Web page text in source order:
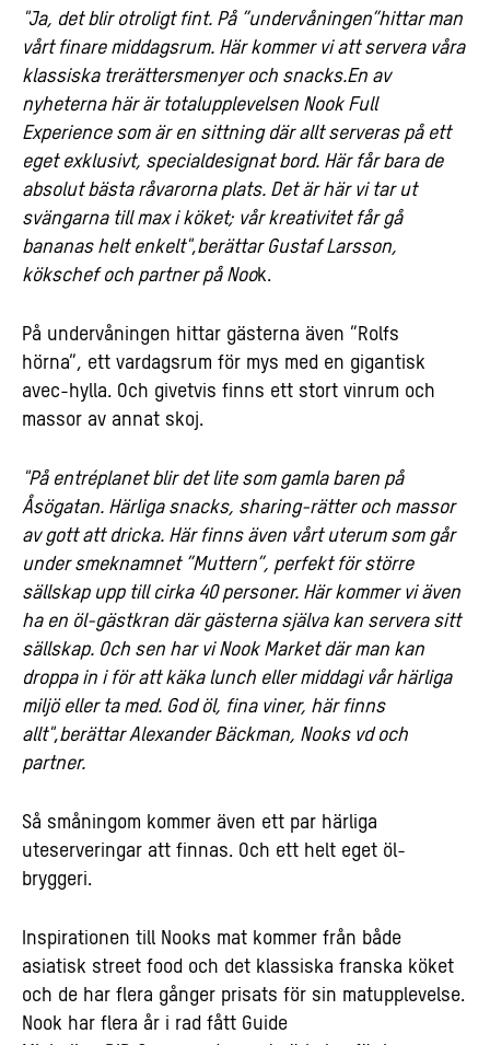
"Ja, det blir otroligt fint. På ”undervåningen”hittar man
vårt finare middagsrum. Här kommer vi att servera våra
klassiska trerättersmenyer och snacks.En av
nyheterna här är totalupplevelsen Nook Full
Experience som är en sittning där allt serveras på ett
eget exklusivt, specialdesignat bord. Här får bara de
absolut bästa råvarorna plats. Det är här vi tar ut
svängarna till max i köket; vår kreativitet får gå
bananas helt enkelt",berättar Gustaf Larsson,
kökschef och partner på Nook.
På undervåningen hittar gästerna även ”Rolfs
hörna”, ett vardagsrum för mys med en gigantisk
avec-hylla. Och givetvis finns ett stort vinrum och
massor av annat skoj.
"På entréplanet blir det lite som gamla baren på
Åsögatan. Härliga snacks, sharing-rätter och massor
av gott att dricka. Här finns även vårt uterum som går
under smeknamnet ”Muttern”, perfekt för större
sällskap upp till cirka 40 personer. Här kommer vi även
ha en öl-gästkran där gästerna själva kan servera sitt
sällskap. Och sen har vi Nook Market där man kan
droppa in i för att käka lunch eller middagi vår härliga
miljö eller ta med. God öl, fina viner, här finns
allt",berättar Alexander Bäckman, Nooks vd och
partner.
Så småningom kommer även ett par härliga
uteserveringar att finnas. Och ett helt eget öl-
bryggeri.
Inspirationen till Nooks mat kommer från både
asiatisk street food och det klassiska franska köket
och de har flera gånger prisats för sin matupplevelse.
Nook har flera år i rad fått Guide